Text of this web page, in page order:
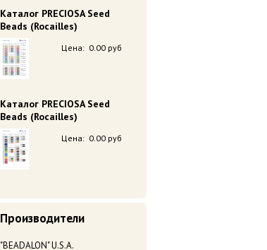
Каталог PRECIOSA Seed
Beads (Rocailles)
Цена: 0.00 руб
Каталог PRECIOSA Seed
Beads (Rocailles)
Цена: 0.00 руб
Производители
"BEADALON" U.S.A.